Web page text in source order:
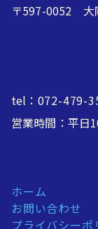
〒597-0052
tel： 072-479-
営業時間：平日
ホーム
お問い合わせ
プライバシーポ